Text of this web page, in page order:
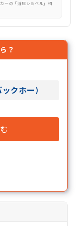
ーの「油圧ショベル」相
？
ックホー)